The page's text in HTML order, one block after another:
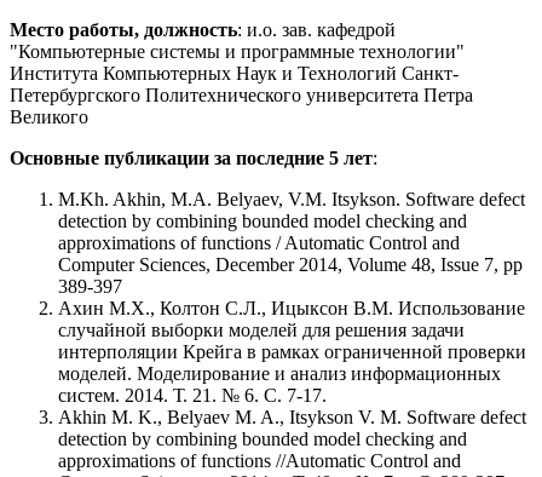
Место работы, должность: и.о. зав. кафедрой
"Компьютерные системы и программные технологии"
Института Компьютерных Наук и Технологий Санкт-
Петербургского Политехнического университета Петра
Великого
Основные публикации за последние 5 лет:
M.Kh. Akhin, M.A. Belyaev, V.M. Itsykson. Software defect
detection by combining bounded model checking and
approximations of functions / Automatic Control and
Computer Sciences, December 2014, Volume 48, Issue 7, pp
389-397
Ахин М.Х., Колтон С.Л., Ицыксон В.М. Использование
случайной выборки моделей для решения задачи
интерполяции Крейга в рамках ограниченной проверки
моделей. Моделирование и анализ информационных
систем. 2014. Т. 21. № 6. С. 7-17.
Akhin M. K., Belyaev M. A., Itsykson V. M. Software defect
detection by combining bounded model checking and
approximations of functions //Automatic Control and